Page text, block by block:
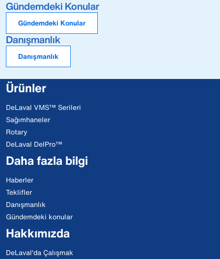
Gündemdeki Konular
Gündemdeki Konular
Danışmanlık
Danışmanlık
Ürünler
DeLaval VMS™ Serileri
Sağımhaneler
Rotary
DeLaval DelPro™
Daha fazla bilgi
Haberler
Teklifler
Danışmanlık
Gündemdeki konular
Hakkımızda
DeLaval'da Çalışmak